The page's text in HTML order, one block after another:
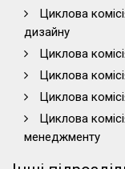
Циклова
дизайну
Циклова
Циклова
Циклова
Циклова
менеджменту